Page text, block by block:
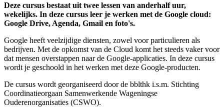
Deze cursus bestaat uit twee lessen van anderhalf uur,
wekelijks. In deze cursus leer je werken met de Google cloud:
Google Drive, Agenda, Gmail en foto's.
Google heeft veelzijdige diensten, zowel voor particulieren als
bedrijven. Met de opkomst van de Cloud komt het steeds vaker voor
dat mensen overstappen naar de Google-applicaties. In deze cursus
wordt je geschoold in het werken met deze Google-producten.
De cursus wordt georganiseerd door de bblthk i.s.m. Stichting
Coordinatieorgaan Samenwerkende Wageningse
Ouderenorganisaties (CSWO).